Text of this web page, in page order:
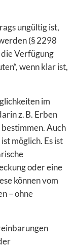
ungültig ist,
(§ 2298
die Verfügung
wenn klar ist,
im
z. B. Erben
Auch
möglich. Es ist
oder eine
können vom
– ohne